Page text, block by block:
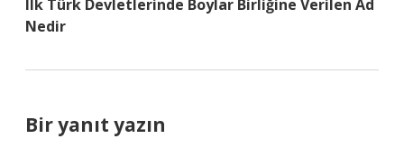
Ilk Türk Devletlerinde Boylar Birliğine Verilen Ad
Nedir
Bir yanıt yazın